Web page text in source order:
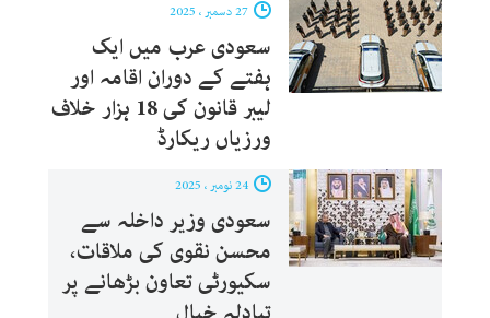
سعودی عرب میں ایک
ہفتے کے دوران اقامہ اور
لیبر قانون کی 18 ہزار خلاف
ورزیاں ریکارڈ
سعودی وزیر داخلہ سے
محسن نقوی کی ملاقات،
سکیورٹی تعاون بڑھانے پر